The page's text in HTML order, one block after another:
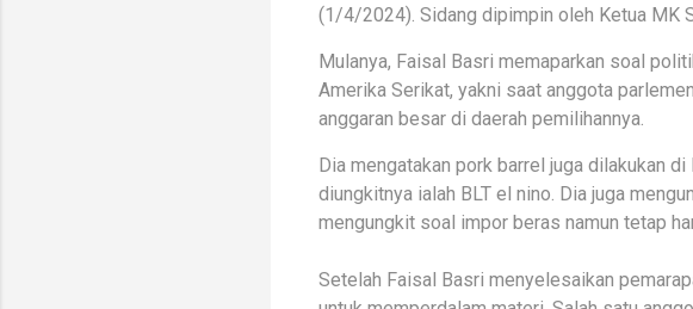
(1/4/2024). Sidang dipimpin oleh Ketua MK
Mulanya, Faisal Basri memaparkan soal
Amerika Serikat, yakni saat anggota
anggaran besar di daerah pemilihannya.
Dia mengatakan pork barrel juga dilakukan
diungkitnya ialah BLT el nino. Dia juga
mengungkit soal impor beras namun tetap
Setelah Faisal Basri menyelesaikan